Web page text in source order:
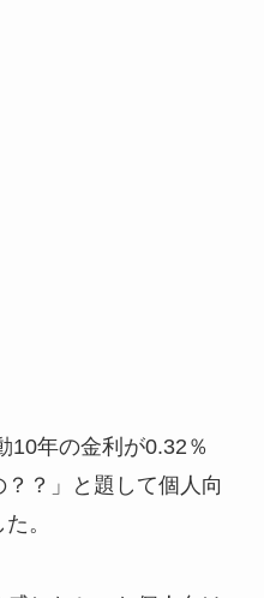
10年の金利が0.32％
？」と題して個人向
。